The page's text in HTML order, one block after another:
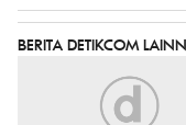
BERITA DETIKCOM